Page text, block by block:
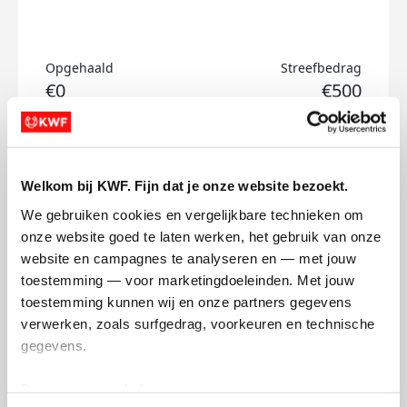
Welkom bij KWF. Fijn dat je onze website bezoekt.
We gebruiken cookies en vergelijkbare technieken om
onze website goed te laten werken, het gebruik van onze
website en campagnes te analyseren en — met jouw
toestemming — voor marketingdoeleinden. Met jouw
toestemming kunnen wij en onze partners gegevens
verwerken, zoals surfgedrag, voorkeuren en technische
gegevens.
Opgehaald
€0
Streefbedrag
€500
Doneer
Denis's badges